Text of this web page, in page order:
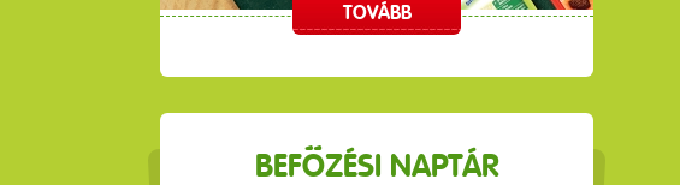
TOVÁBB
BEFŐZÉSI NAPTÁR